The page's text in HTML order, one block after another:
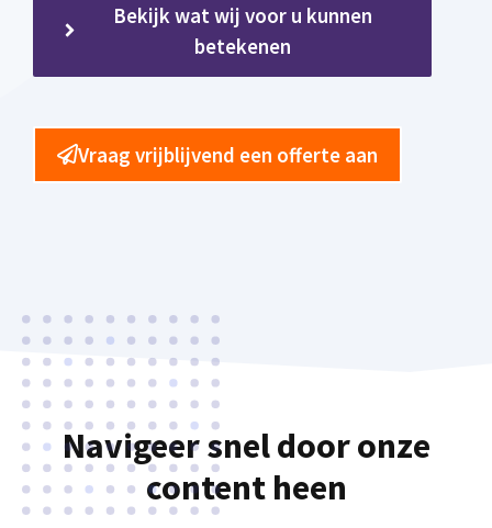
Bekijk wat wij voor u kunnen
betekenen
Vraag vrijblijvend een offerte aan
Navigeer snel door onze
content heen